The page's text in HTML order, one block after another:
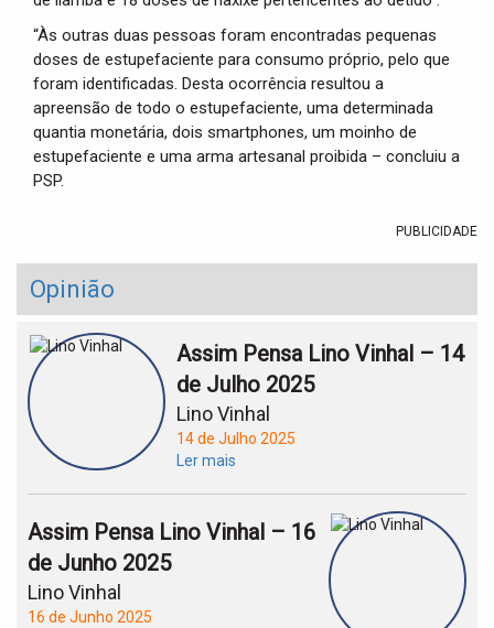
“Às outras duas pessoas foram encontradas pequenas
doses de estupefaciente para consumo próprio, pelo que
foram identificadas. Desta ocorrência resultou a
apreensão de todo o estupefaciente, uma determinada
quantia monetária, dois smartphones, um moinho de
estupefaciente e uma arma artesanal proibida – concluiu a
PSP.
PUBLICIDADE
Opinião
Assim Pensa Lino Vinhal – 14
de Julho 2025
Lino Vinhal
14 de Julho 2025
Ler mais
Assim Pensa Lino Vinhal – 16
de Junho 2025
Lino Vinhal
16 de Junho 2025